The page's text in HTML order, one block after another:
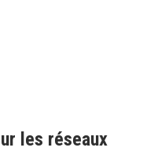
les réseaux